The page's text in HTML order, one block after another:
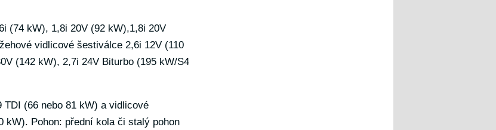
(74 kW), 1,8i 20V (92 kW),1,8i 20V
vidlicové šestiválce 2,6i 12V (110
(142 kW), 2,7i 24V Biturbo (195 kW/S4
TDI (66 nebo 81 kW) a vidlicové
kW). Pohon: přední kola či stalý pohon